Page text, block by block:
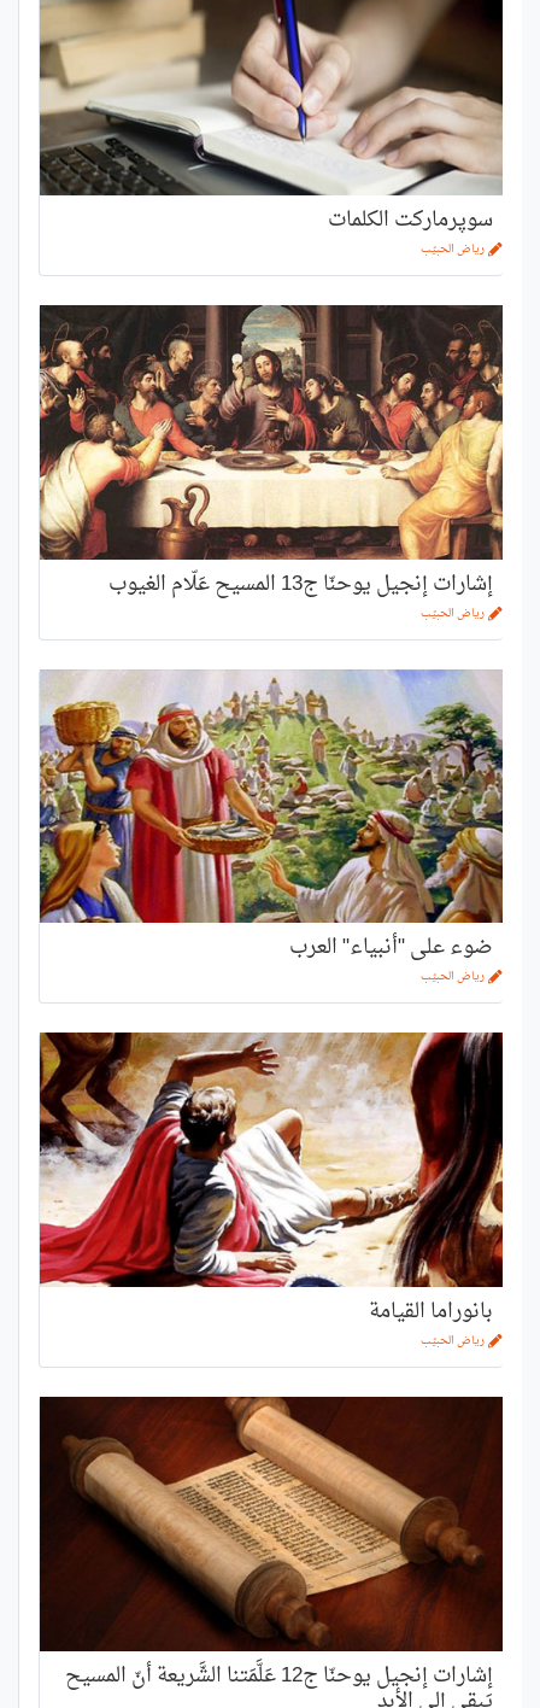
سوپرماركت الكلمات
رياض الحبيّب
إشارات إنجيل يوحنّا ج13 المسيح عَلّام الغيوب
رياض الحبيّب
ضوء على "أنبياء" العرب
رياض الحبيّب
بانوراما القيامة
رياض الحبيّب
إشارات إنجيل يوحنّا ج12 عَلَّمَتنا الشَّريعة أنّ المسيح